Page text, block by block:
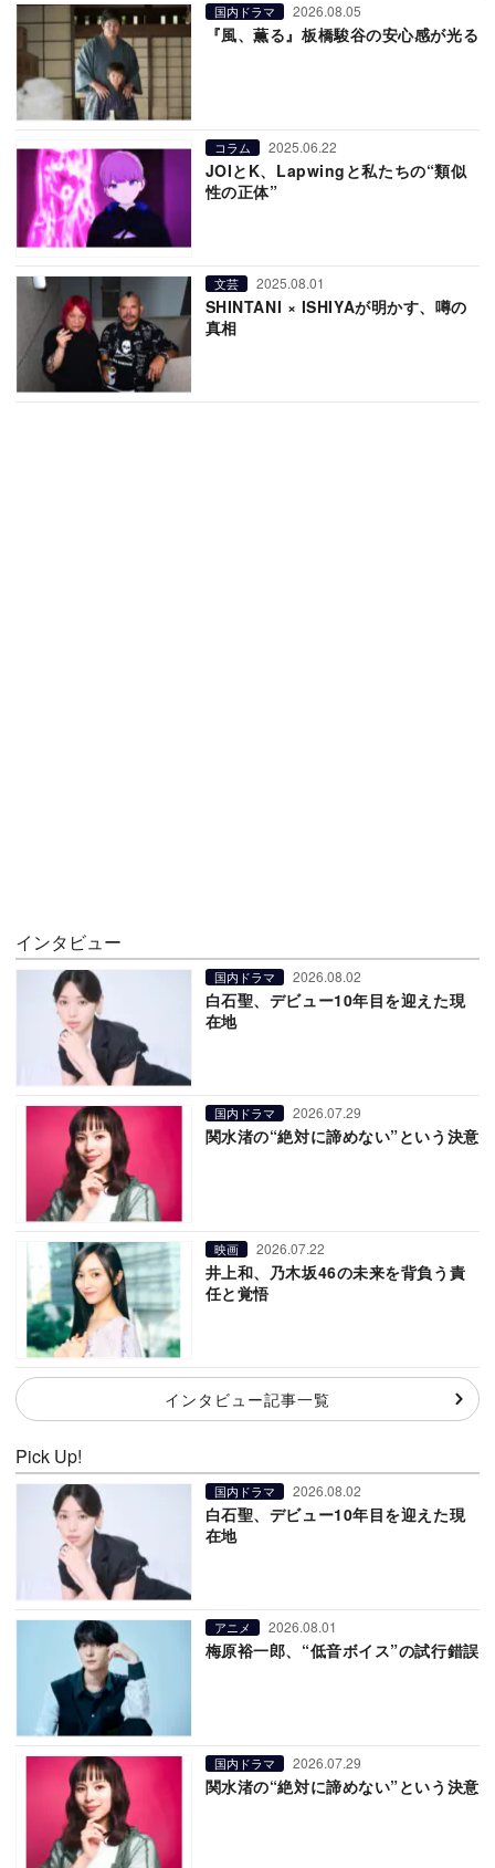
国内ドラマ 2026.08.05
『風、薫る』板橋駿谷の安心感が光る
コラム 2025.06.22
JOIとK、Lapwingと私たちの“類似
性の正体”
文芸 2025.08.01
SHINTANI × ISHIYAが明かす、噂の
真相
インタビュー
国内ドラマ 2026.08.02
白石聖、デビュー10年目を迎えた現
在地
国内ドラマ 2026.07.29
関水渚の“絶対に諦めない”という決意
映画 2026.07.22
井上和、乃木坂46の未来を背負う責
任と覚悟
インタビュー記事一覧
Pick Up!
国内ドラマ 2026.08.02
白石聖、デビュー10年目を迎えた現
在地
アニメ 2026.08.01
梅原裕一郎、“低音ボイス”の試行錯誤
国内ドラマ 2026.07.29
関水渚の“絶対に諦めない”という決意